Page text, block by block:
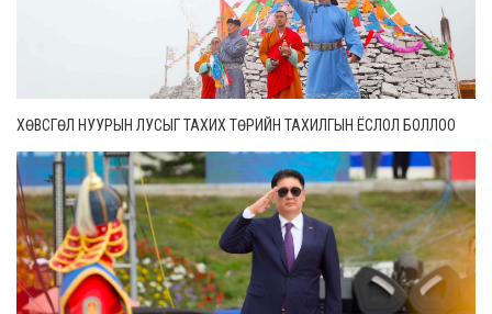
ХӨВСГӨЛ НУУРЫН ЛУСЫГ ТАХИХ ТӨРИЙН ТАХИЛГЫН ЁСЛОЛ БОЛЛОО